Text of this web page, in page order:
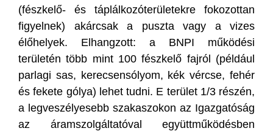
(fészkelő- és táplálkozóterületekre fokozottan
figyelnek) akárcsak a puszta vagy a vizes
élőhelyek. Elhangzott: a BNPI működési
területén több mint 100 fészkelő fajról (például
parlagi sas, kerecsensólyom, kék vércse, fehér
és fekete gólya) lehet tudni. E terület 1/3 részén,
a legveszélyesebb szakaszokon az Igazgatóság
az áramszolgáltatóval együttműködésben